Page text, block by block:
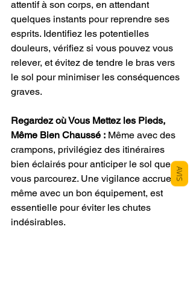
attentif à son corps, en attendant
quelques instants pour reprendre ses
esprits. Identifiez les potentielles
douleurs, vérifiez si vous pouvez vous
relever, et évitez de tendre le bras vers
le sol pour minimiser les conséquences
graves.
Regardez où Vous Mettez les Pieds,
Même Bien Chaussé : Même avec des
crampons, privilégiez des itinéraires
bien éclairés pour anticiper le sol que
vous parcourez. Une vigilance accrue,
même avec un bon équipement, est
essentielle pour éviter les chutes
indésirables.
AVIS